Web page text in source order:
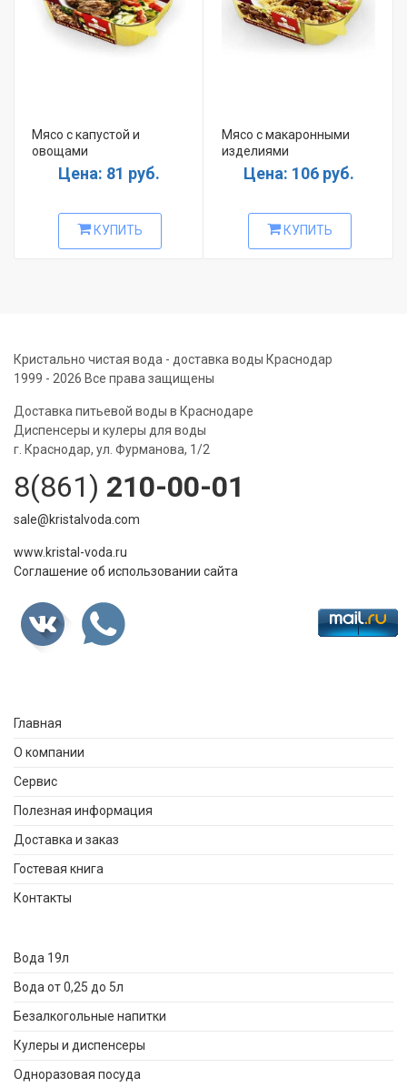
Мясо с капустой и
овощами
Цена: 81 руб.
КУПИТЬ
Мясо с макаронными
изделиями
Цена: 106 руб.
КУПИТЬ
Кристально чистая вода - доставка воды Краснодар
1999 - 2026 Все права защищены
Доставка питьевой воды в Краснодаре
Диспенсеры и кулеры для воды
г. Краснодар, ул. Фурманова, 1/2
8(861) 210-00-01
sale@kristalvoda.com
www.kristal-voda.ru
Соглашение об использовании сайта
Главная
О компании
Сервис
Полезная информация
Доставка и заказ
Гостевая книга
Контакты
Вода 19л
Вода от 0,25 до 5л
Безалкогольные напитки
Кулеры и диспенсеры
Одноразовая посуда